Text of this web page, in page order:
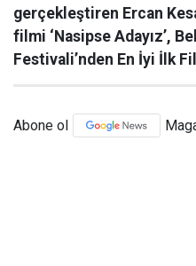
gerçekleştiren Ercan
filmi ‘Nasipse Adayız’,
Festivali’nden En İyi İlk
Abone ol